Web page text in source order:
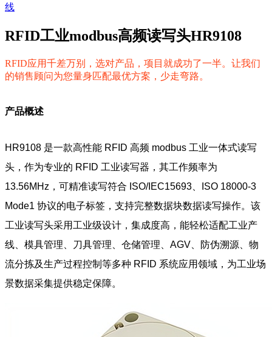
线
RFID工业modbus高频读写头HR9108
RFID应用千差万别，选对产品，项目就成功了一半。让我们
的销售顾问为您量身匹配最优方案，少走弯路。
产品概述
HR9108 是一款高性能 RFID 高频 modbus 工业一体式读写
头，作为专业的 RFID 工业读写器，其工作频率为
13.56MHz，可精准读写符合 ISO/IEC15693、ISO 18000-3
Mode1 协议的电子标签，支持完整数据块数据读写操作。该
工业读写头采用工业级设计，集成度高，能轻松适配工业产
线、模具管理、刀具管理、仓储管理、AGV、防伪溯源、物
流分拣及生产过程控制等多种 RFID 系统应用领域，为工业场
景数据采集提供稳定保障。